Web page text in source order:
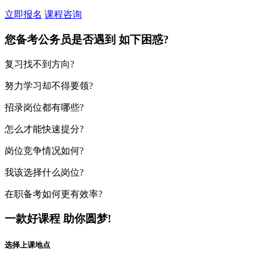
立即报名 课程咨询
您备考公务员是否遇到 如下困惑?
复习找不到方向?
努力学习却不得要领?
招录岗位都有哪些?
怎么才能快速提分?
岗位竞争情况如何?
我该选择什么岗位?
在职备考如何更有效率?
一款好课程 助你圆梦!
选择上课地点